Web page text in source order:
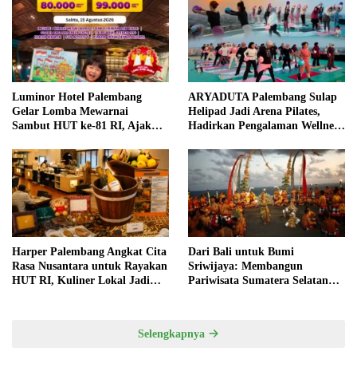
Luminor Hotel Palembang
Gelar Lomba Mewarnai
Sambut HUT ke-81 RI, Ajak
ARYADUTA Palembang Sulap
Helipad Jadi Arena Pilates,
Hadirkan Pengalaman Wellness
Harper Palembang Angkat Cita
Rasa Nusantara untuk Rayakan
HUT RI, Kuliner Lokal Jadi
Dari Bali untuk Bumi
Sriwijaya: Membangun
Pariwisata Sumatera Selatan
Selengkapnya